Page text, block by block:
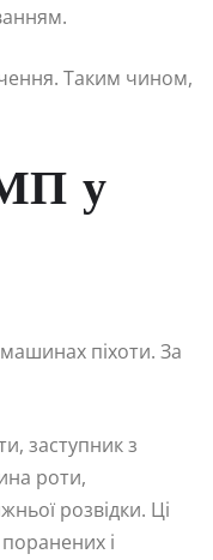
Таким чином,
у
піхоти. За
заступник з
роти,
розвідки. Ці
і